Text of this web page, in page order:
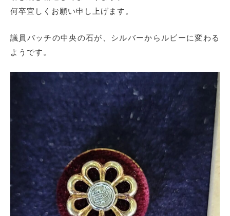
何卒宜しくお願い申し上げます。
議員バッチの中央の石が、シルバーからルビーに変わる
ようです。